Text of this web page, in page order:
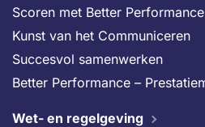
Scoren met Better Performance
Kunst van het Communiceren
Succesvol samenwerken
Better Performance –
Wet- en regelgeving